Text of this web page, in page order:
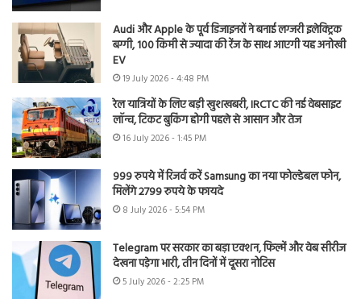
Audi और Apple के पूर्व डिजाइनरों ने बनाई लग्जरी इलेक्ट्रिक
बग्गी, 100 किमी से ज्यादा की रेंज के साथ आएगी यह अनोखी
EV
19 July 2026 - 4:48 PM
रेल यात्रियों के लिए बड़ी खुशखबरी, IRCTC की नई वेबसाइट
लॉन्च, टिकट बुकिंग होगी पहले से आसान और तेज
16 July 2026 - 1:45 PM
999 रुपये में रिजर्व करें Samsung का नया फोल्डेबल फोन,
मिलेंगे 2799 रुपये के फायदे
8 July 2026 - 5:54 PM
Telegram पर सरकार का बड़ा एक्शन, फिल्में और वेब सीरीज
देखना पड़ेगा भारी, तीन दिनों में दूसरा नोटिस
5 July 2026 - 2:25 PM